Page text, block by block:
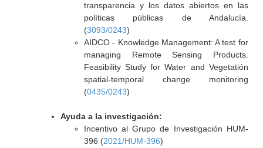
transparencia y los datos abiertos en las
políticas públicas de Andalucía.
(3093/0243)
AIDCO - Knowledge Management: A test for
managing Remote Sensing Products.
Feasibility Study for Water and Vegetatión
spatial-temporal change monitoring
(0435/0243)
Ayuda a la investigación:
Incentivo al Grupo de Investigación HUM-
396 (2021/HUM-396)